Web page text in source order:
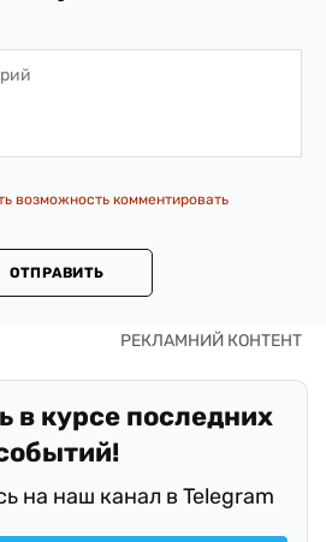
возможность комментировать
ОТПРАВИТЬ
в курсе последних
на наш канал в Telegram